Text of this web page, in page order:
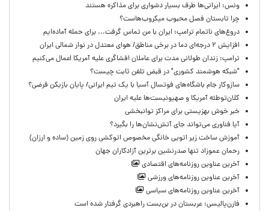
ونس: ایرانی‌ها طرف بسیار دشواری برای مذاکره هستند
چرا تابستان فصل محبوب میکروب‌هاست؟
دروغ‌های ناتمام ترامپ: ایران با من تماس گرفت... برای حمله آماده‌ایم
افزایش ۲ درجه‌ای دما در برخی مناطق/ هوای معتدل در نوار شمالی ایران
ترامپ: زندان طولانی مدت برای عاملان افشاگری‌ علیه آمریکا اعمال می‌کنیم
"شبکه هوشمند کشوری" در قبض تلفن ثابت چیست؟
سازوکار جام باشگاه‌های فوتسال آسیا با یک تیم ایرانی/ پایان بازیکن قرضی؟
کلان‌توطئه آمریکا و صهیونیست‌ها علیه ایران
خبر خوش بهزیستی برای مراکز توانبخشی
آیا فناوری می‌تواند جای آتش‌نشان‌ها را بگیرد؟
آموزش ساخت زیر اتویی خانگی مخصوص اتوکشی روی زمین (ساده و ارزان)
رحمان عموزاد تنها صدرنشین برترین آزادکاران جهان
آخرین عناوین روزنامه‌های اقتصادی
آخرین عناوین روزنامه‌های ورزشی
آخرین عناوین روزنامه‌های سیاسی
فارن‌پالیسی: عربستان در بن‌بست راهبردی گرفتار شده است